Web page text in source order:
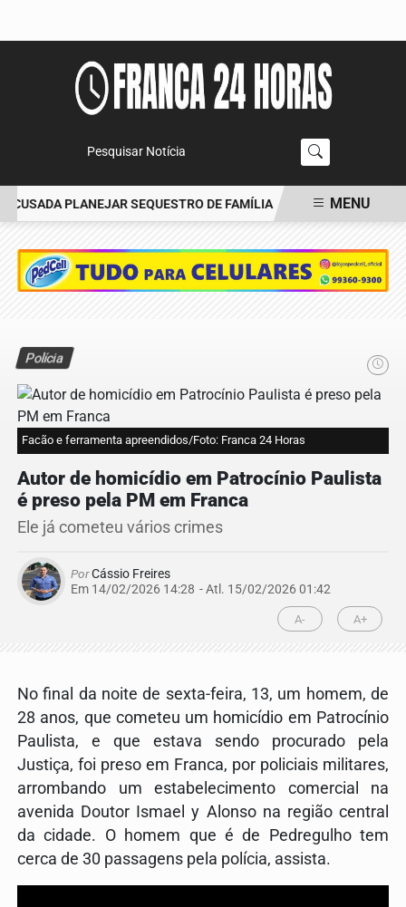
Pesquisar Notícia
PLANEJAR SEQUESTRO DE FAMÍLIA CARRO BATE EM
MENU
Polícia
Facão e ferramenta apreendidos/Foto: Franca 24 Horas
Autor de homicídio em Patrocínio Paulista
é preso pela PM em Franca
Ele já cometeu vários crimes
PorCássio Freires
Em 14/02/2026 14:28 - Atl. 15/02/2026 01:42
A- A+
No final da noite de sexta-feira, 13, um homem, de
28 anos, que cometeu um homicídio em Patrocínio
Paulista, e que estava sendo procurado pela
Justiça, foi preso em Franca, por policiais militares,
arrombando um estabelecimento comercial na
avenida Doutor Ismael y Alonso na região central
da cidade. O homem que é de Pedregulho tem
cerca de 30 passagens pela polícia, assista.